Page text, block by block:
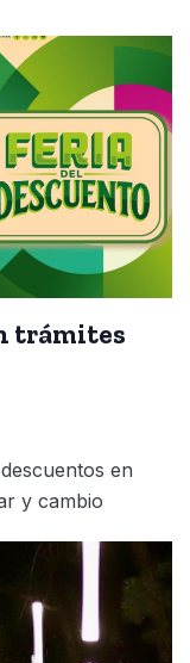
trámites
en
y cambio